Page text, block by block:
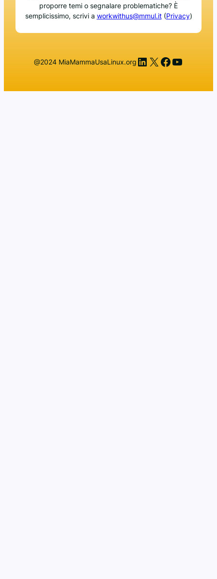
proporre temi o segnalare problematiche? È
semplicissimo, scrivi a workwithus@mmul.it(Privacy)
@2024 MiaMammaUsaLinux.org LinkedIn
X Facebook